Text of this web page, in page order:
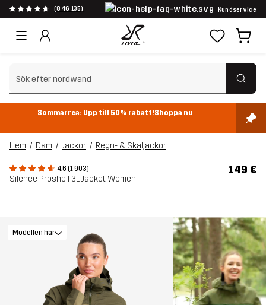
(846 135) Kundservice
Rensa sök
Sommarrea: Upp till 50% rabatt!Shoppa nu
Hem Dam Jackor Regn- & Skaljackor
4.6 (1 903)
Silence Proshell 3L Jacket Women
149 €
Modellen har